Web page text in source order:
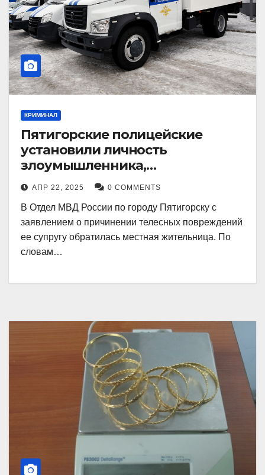
КРИМИНАЛ
Пятигорские полицейские
установили личность
злоумышленника,
причинившего телесные
повреждения местному жителю
АПР 22, 2025 0 COMMENTS
В Отдел МВД России по городу Пятигорску с
заявлением о причинении телесных повреждений
ее супругу обратилась местная жительница. По
словам…